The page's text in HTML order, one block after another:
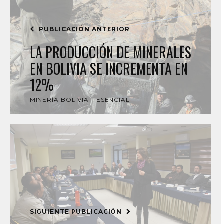
PUBLICACIÓN ANTERIOR
LA PRODUCCIÓN DE MINERALES
EN BOLIVIA SE INCREMENTA EN
12%
MINERÍA BOLIVIA ESENCIAL
SIGUIENTE PUBLICACIÓN